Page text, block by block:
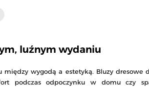
luźnym wydaniu
wygodą a estetyką. Bluzy dresowe
podczas odpoczynku w domu czy